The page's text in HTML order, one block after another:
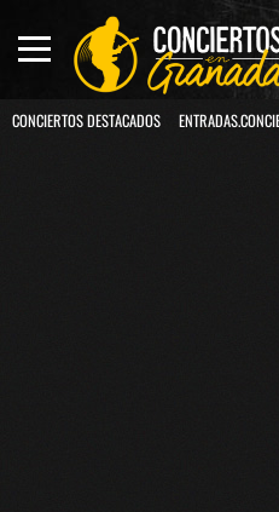
CONCIERTOS DESTACADOS